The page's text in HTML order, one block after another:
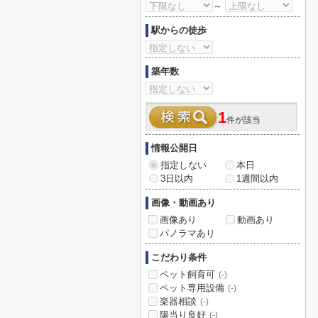
～
駅からの徒歩
築年数
1件が該当
情報公開日
指定しない
本日
3日以内
1週間以内
画像・動画あり
画像あり
動画あり
パノラマあり
こだわり条件
ペット飼育可 (-)
ペット専用設備 (-)
楽器相談 (-)
陽当り良好 (-)